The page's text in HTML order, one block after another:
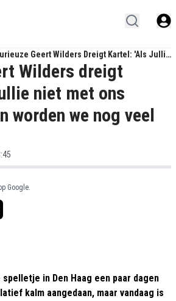
Geert Wilders Dreigt Kartel: 'Als Jullie
Met Ons Samenwerken Worden We Nog
Groter!'
Wilders dreigt
niet met ons
worden we nog veel
Google.
in Den Haag een paar dagen
kalm aangedaan, maar vandaag is